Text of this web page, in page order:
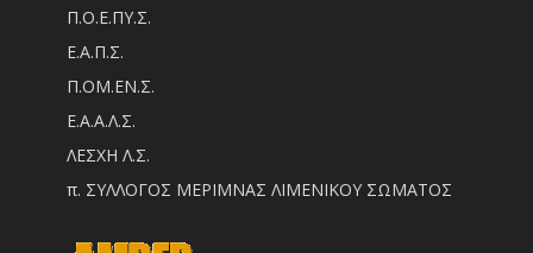
Π.Ο.Ε.ΠΥ.Σ.
Ε.Α.Π.Σ.
Π.ΟM.EN.Σ.
Ε.Α.Α.Λ.Σ.
ΛΕΣΧΗ Λ.Σ.
π. ΣΥΛΛΟΓΟΣ ΜΕΡΙΜΝΑΣ ΛΙΜΕΝΙΚΟΥ ΣΩΜΑΤΟΣ